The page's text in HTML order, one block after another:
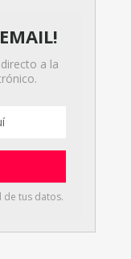
a la
tus datos.